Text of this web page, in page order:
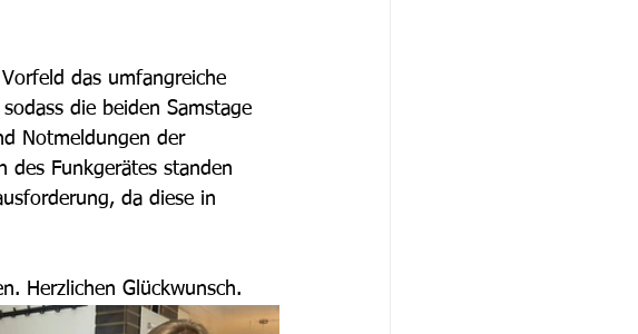
das umfangreiche
die beiden Samstage
Notmeldungen der
des Funkgerätes standen
da diese in
Herzlichen Glückwunsch.